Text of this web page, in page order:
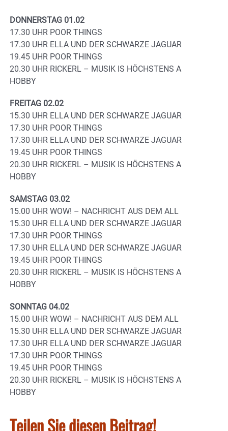
DONNERSTAG 01.02
17.30 UHR POOR THINGS
17.30 UHR ELLA UND DER SCHWARZE JAGUAR
19.45 UHR POOR THINGS
20.30 UHR RICKERL – MUSIK IS HÖCHSTENS A
HOBBY
FREITAG 02.02
15.30 UHR ELLA UND DER SCHWARZE JAGUAR
17.30 UHR POOR THINGS
17.30 UHR ELLA UND DER SCHWARZE JAGUAR
19.45 UHR POOR THINGS
20.30 UHR RICKERL – MUSIK IS HÖCHSTENS A
HOBBY
SAMSTAG 03.02
15.00 UHR WOW! – NACHRICHT AUS DEM ALL
15.30 UHR ELLA UND DER SCHWARZE JAGUAR
17.30 UHR POOR THINGS
17.30 UHR ELLA UND DER SCHWARZE JAGUAR
19.45 UHR POOR THINGS
20.30 UHR RICKERL – MUSIK IS HÖCHSTENS A
HOBBY
SONNTAG 04.02
15.00 UHR WOW! – NACHRICHT AUS DEM ALL
15.30 UHR ELLA UND DER SCHWARZE JAGUAR
17.30 UHR ELLA UND DER SCHWARZE JAGUAR
17.30 UHR POOR THINGS
19.45 UHR POOR THINGS
20.30 UHR RICKERL – MUSIK IS HÖCHSTENS A
HOBBY
Teilen Sie diesen Beitrag!